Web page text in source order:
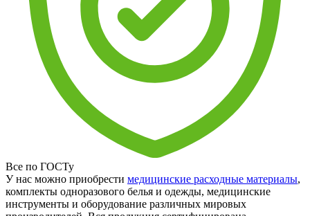
Все по ГОСТу
У нас можно приобрести медицинские расходные материалы,
комплекты одноразового белья и одежды, медицинские
инструменты и оборудование различных мировых